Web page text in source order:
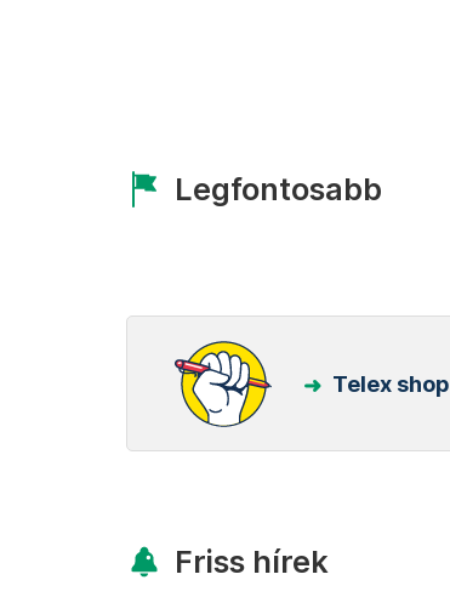
Legfontosabb
Telex shop
Friss hírek